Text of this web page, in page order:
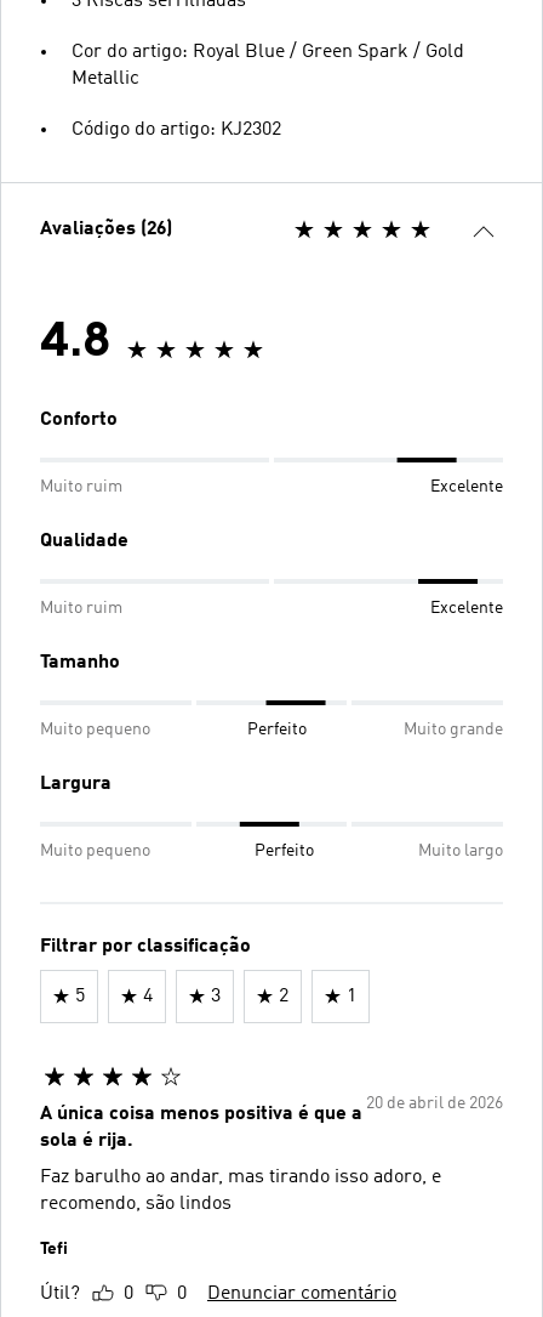
Cor do artigo: Royal Blue / Green Spark / Gold
Metallic
Código do artigo: KJ2302
Avaliações (26)
4.8
Conforto
Muito ruim Excelente
Qualidade
Muito ruim Excelente
Tamanho
Muito pequeno Perfeito Muito grande
Largura
Muito pequeno Perfeito Muito largo
Filtrar por classificação
5 4 3 2 1
20 de abril de 2026
A única coisa menos positiva é que a
sola é rija.
Faz barulho ao andar, mas tirando isso adoro, e
recomendo, são lindos
Tefi
Útil? 0 0 Denunciar comentário